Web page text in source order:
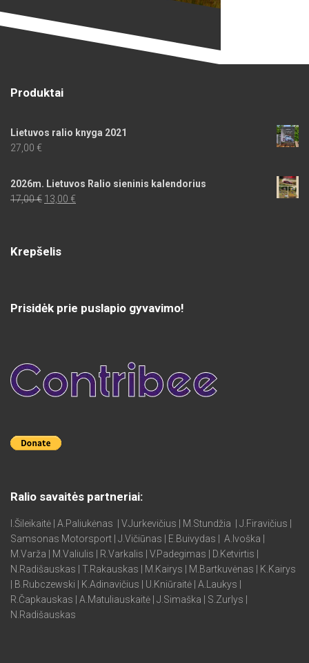
Produktai
Lietuvos ralio knyga 2021
27,00 €
2026m. Lietuvos Ralio sieninis kalendorius
17,00€ Original
13,00 €Current
Krepšelis
Prisidėk prie puslapio gyvavimo!
Ralio savaitės partneriai:
I.Šileikaitė | A.Paliukėnas | V.Jurkevičius | M.Stundžia | J.Firavičius |
Samsonas Motorsport | J.Vičiūnas | E.Buivydas | A.Ivoška |
M.Varža | M.Valiulis | R.Varkalis | V.Padegimas | D.Ketvirtis |
N.Radišauskas | T.Rakauskas | M.Kairys | M.Bartkuvėnas | K.Kairys
| B.Rubczewski | K.Adinavičius | U.Kniūraitė | A.Laukys |
R.Čapkauskas | A.Matuliauskaitė | J.Simaška | S.Zurlys |
N.Radišauskas